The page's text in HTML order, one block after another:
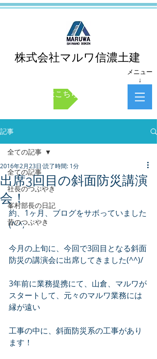
株式会社マルワ信濃土建
お問い合わせはこちら
メニュー
↓
記事
全ての記事
社長のつぶやき
峯村部長の日記
昔のつぶやき
全ての記事
出席3回目の斜面防災講演
会！
2016年2月23日 読了時間: 1分
約、1ヶ月、ブログをサボっていました
(^-^;
今月の上旬に、今回で3回目となる斜面
防災の講演会に出席してきました(^^)/
3年前に業務提携にて、山倉、マルワが
スタートして、元々のマルワ業務には
縁が遠い
工事の中に、斜面防災系の工事があり
ます！